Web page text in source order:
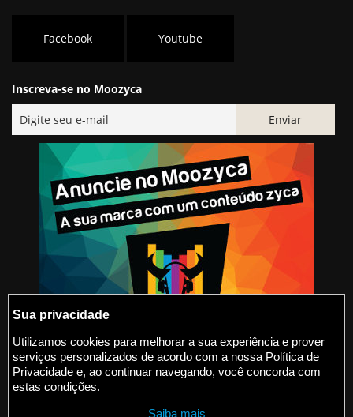
Facebook Youtube
Inscreva-se no Moozyca
@2015-2026 Moozyca
Sua privacidade
Utilizamos cookies para melhorar a sua experiência e prover
serviços personalizados de acordo com a nossa Política de
Privacidade e, ao continuar navegando, você concorda com
estas condições.
Saiba mais